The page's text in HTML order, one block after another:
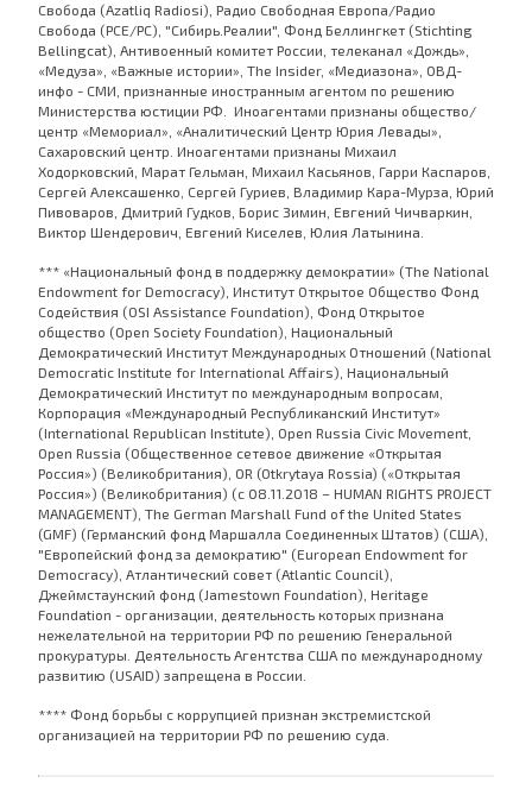
Свобода (Azatliq Radiosi), Радио Свободная Европа/Радио
Свобода (PCE/PC), "Сибирь.Реалии", Фонд Беллингкет (Stichting
Bellingcat), Антивоенный комитет России, телеканал «Дождь»,
«Медуза», «Важные истории», The Insider, «Медиазона», ОВД-
инфо - СМИ, признанные иностранным агентом по решению
Министерства юстиции РФ. Иноагентами признаны общество/
центр «Мемориал», «Аналитический Центр Юрия Левады»,
Сахаровский центр. Иноагентами признаны Михаил
Ходорковский, Марат Гельман, Михаил Касьянов, Гарри Каспаров,
Сергей Алексашенко, Сергей Гуриев, Владимир Кара-Мурза, Юрий
Пивоваров, Дмитрий Гудков, Борис Зимин, Евгений Чичваркин,
Виктор Шендерович, Евгений Киселев, Юлия Латынина.
*** «Национальный фонд в поддержку демократии» (The National
Endowment for Democracy), Институт Открытое Общество Фонд
Содействия (OSI Assistance Foundation), Фонд Открытое
общество (Open Society Foundation), Национальный
Демократический Институт Международных Отношений (National
Democratic Institute for International Affairs), Национальный
Демократический Институт по международным вопросам,
Корпорация «Международный Республиканский Институт»
(International Republican Institute), Open Russia Civic Movement,
Open Russia (Общественное сетевое движение «Открытая
Россия») (Великобритания), OR (Otkrytaya Rossia) («Открытая
Россия») (Великобритания) (с 08.11.2018 – HUMAN RIGHTS PROJECT
MANAGEMENT), The German Marshall Fund of the United States
(GMF) (Германский фонд Маршалла Соединенных Штатов) (США),
"Европейский фонд за демократию" (European Endowment for
Democracy), Атлантический совет (Atlantic Council),
Джеймстаунский фонд (Jamestown Foundation), Heritage
Foundation - организации, деятельность которых признана
нежелательной на территории РФ по решению Генеральной
прокуратуры. Деятельность Агентства США по международному
развитию (USAID) запрещена в России.
**** Фонд борьбы с коррупцией признан экстремистской
организацией на территории РФ по решению суда.